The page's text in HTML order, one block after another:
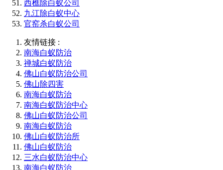
西樵除白蚁公司
九江除白蚁中心
官窑杀白蚁公司
友情链接 :
南海白蚁防治
禅城白蚁防治
佛山白蚁防治公司
佛山除四害
南海白蚁防治
南海白蚁防治中心
佛山白蚁防治公司
南海白蚁防治
佛山白蚁防治所
佛山白蚁防治
三水白蚁防治中心
南海白蚁防治